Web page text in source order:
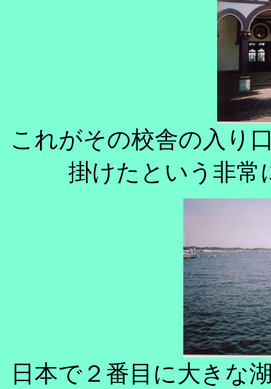
これがその校舎の入り
掛けたという非常
日本で２番目に大きな